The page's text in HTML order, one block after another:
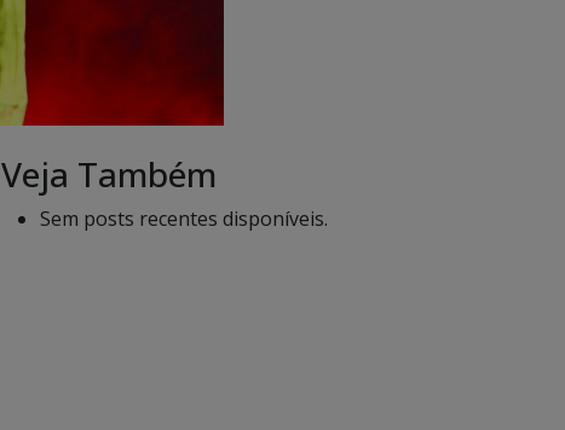
Veja Também
Sem posts recentes disponíveis.